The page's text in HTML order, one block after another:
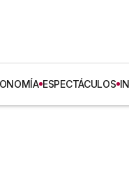
ESPECTÁCULOS